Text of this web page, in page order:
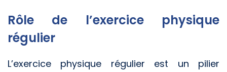
Rôle de l’exercice physique
régulier
L’exercice physique régulier est un pilier